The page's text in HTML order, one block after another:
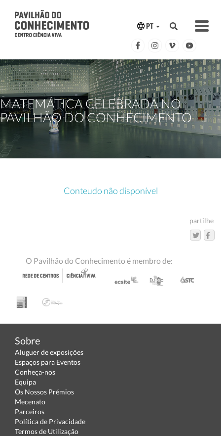
PT
MATEMÁTICA CELEBRADA NO
PAVILHÃO DO CONHECIMENTO
Conteudo não disponível
partilhe
O Pavilhão do Conhecimento é membro de:
Sobre
Aluguer de exposições
Espaços para Eventos
Conheça-nos
Equipa
Os Nossos Prémios
Mecenato
Parceiros
Política de Privacidade
Termos de Utilização